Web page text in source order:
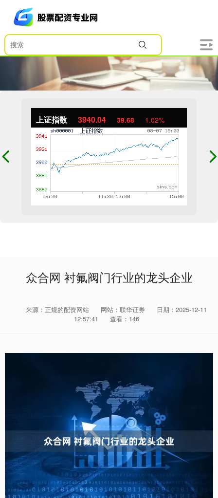
上证指数 3940.04 39.68 1.02%
众合网 衬氟阀门行业的龙头企业
来源：正规的配资网站 网站：联华证券
日期：2025-12-11
12:57:41
查看：146